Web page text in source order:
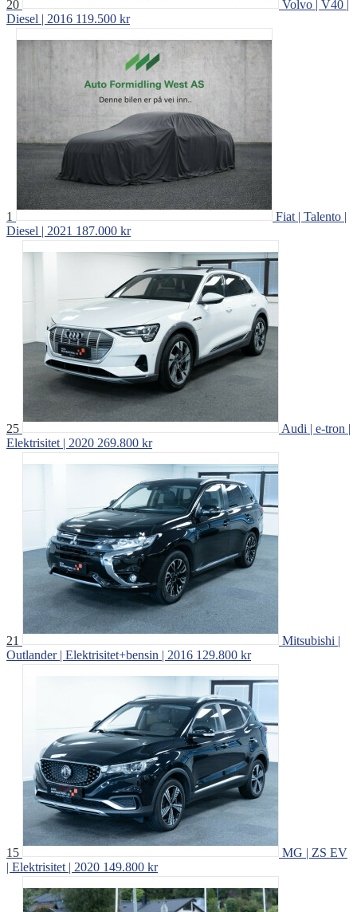
20
Volvo | V40 |
Diesel | 2016 119.500 kr
1
Fiat | Talento |
Diesel | 2021 187.000 kr
25
Audi | e-tron |
Elektrisitet | 2020 269.800 kr
21
Mitsubishi |
Outlander | Elektrisitet+bensin | 2016 129.800 kr
15
MG | ZS EV
| Elektrisitet | 2020 149.800 kr